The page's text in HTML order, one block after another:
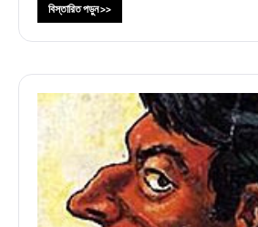
বিস্তারিত পড়ুন >>